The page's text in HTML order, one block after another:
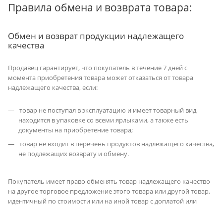
Правила обмена и возврата товара:
Обмен и возврат продукции надлежащего
качества
Продавец гарантирует, что покупатель в течение 7 дней с
момента приобретения товара может отказаться от товара
надлежащего качества, если:
товар не поступал в эксплуатацию и имеет товарный вид,
находится в упаковке со всеми ярлыками, а также есть
документы на приобретение товара;
товар не входит в перечень продуктов надлежащего качества,
не подлежащих возврату и обмену.
Покупатель имеет право обменять товар надлежащего качество
на другое торговое предложение этого товара или другой товар,
идентичный по стоимости или на иной товар с доплатой или